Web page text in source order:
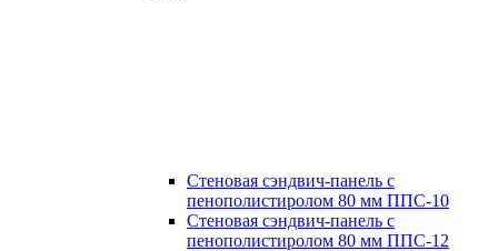
Стеновая сэндвич-панель с
пенополистиролом 80 мм ППС-10
Стеновая сэндвич-панель с
пенополистиролом 80 мм ППС-12